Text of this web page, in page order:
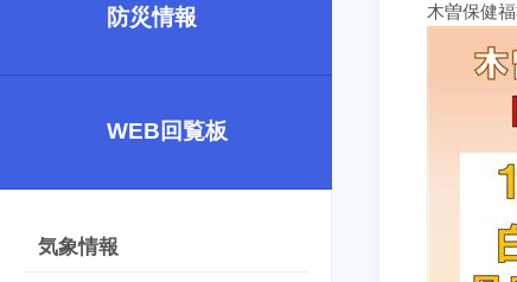
防災情報
WEB回覧板
気象情報
木曽保健